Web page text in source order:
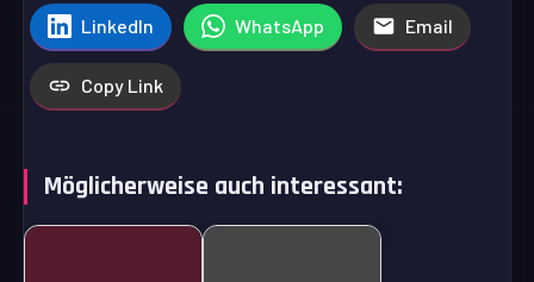
LinkedIn WhatsApp Email
Copy Link
Möglicherweise auch interessant: